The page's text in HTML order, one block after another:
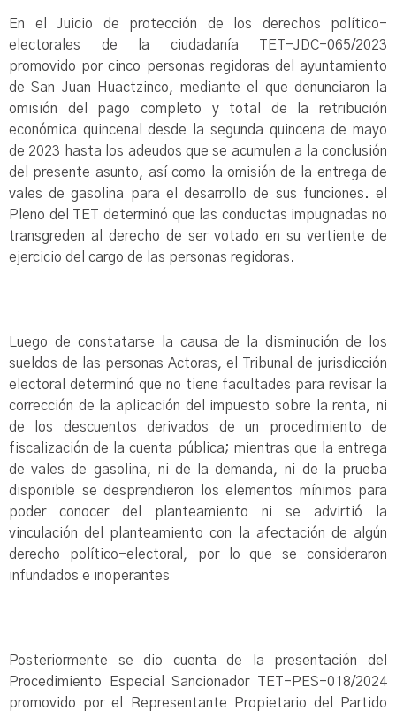
En el Juicio de protección de los derechos político-
electorales de la ciudadanía TET-JDC-065/2023
promovido por cinco personas regidoras del ayuntamiento
de San Juan Huactzinco, mediante el que denunciaron la
omisión del pago completo y total de la retribución
económica quincenal desde la segunda quincena de mayo
de 2023 hasta los adeudos que se acumulen a la conclusión
del presente asunto, así como la omisión de la entrega de
vales de gasolina para el desarrollo de sus funciones. el
Pleno del TET determinó que las conductas impugnadas no
transgreden al derecho de ser votado en su vertiente de
ejercicio del cargo de las personas regidoras.
Luego de constatarse la causa de la disminución de los
sueldos de las personas Actoras, el Tribunal de jurisdicción
electoral determinó que no tiene facultades para revisar la
corrección de la aplicación del impuesto sobre la renta, ni
de los descuentos derivados de un procedimiento de
fiscalización de la cuenta pública; mientras que la entrega
de vales de gasolina, ni de la demanda, ni de la prueba
disponible se desprendieron los elementos mínimos para
poder conocer del planteamiento ni se advirtió la
vinculación del planteamiento con la afectación de algún
derecho político-electoral, por lo que se consideraron
infundados e inoperantes
Posteriormente se dio cuenta de la presentación del
Procedimiento Especial Sancionador TET-PES-018/2024
promovido por el Representante Propietario del Partido